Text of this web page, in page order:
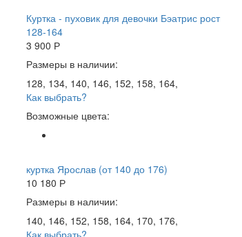
Куртка - пуховик для девочки Бэатрис рост
128-164
3 900 Р
Размеры в наличии:
128, 134, 140, 146, 152, 158, 164,
Как выбрать?
Возможные цвета:
куртка Ярослав (от 140 до 176)
10 180 Р
Размеры в наличии:
140, 146, 152, 158, 164, 170, 176,
Как выбрать?